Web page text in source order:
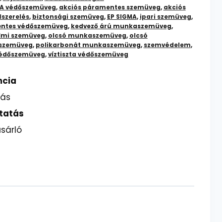
védőszemüveg, akciós páramentes szemüveg, akciós
, biztonsági szemüveg, EP SIGMA, ipari szemüveg,
védőszemüveg, kedvező árú munkaszemüveg,
szemüveg, olcsó munkaszemüveg, olcsó
, polikarbonát munkaszemüveg, szemvédelem,
,víztiszta védőszemüveg